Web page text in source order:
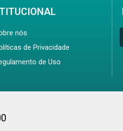
nós
de Privacidade
de Uso